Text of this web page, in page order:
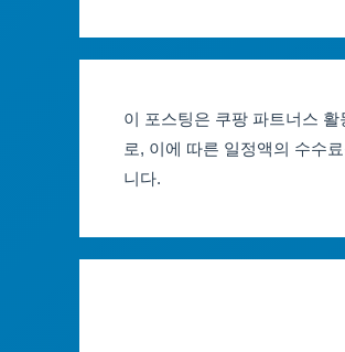
세종특별자치시
강원도
대구축제 일정
광주축제 일정
이 포스팅은 쿠팡 파트너스 활
로, 이에 따른 일정액의 수수
니다.